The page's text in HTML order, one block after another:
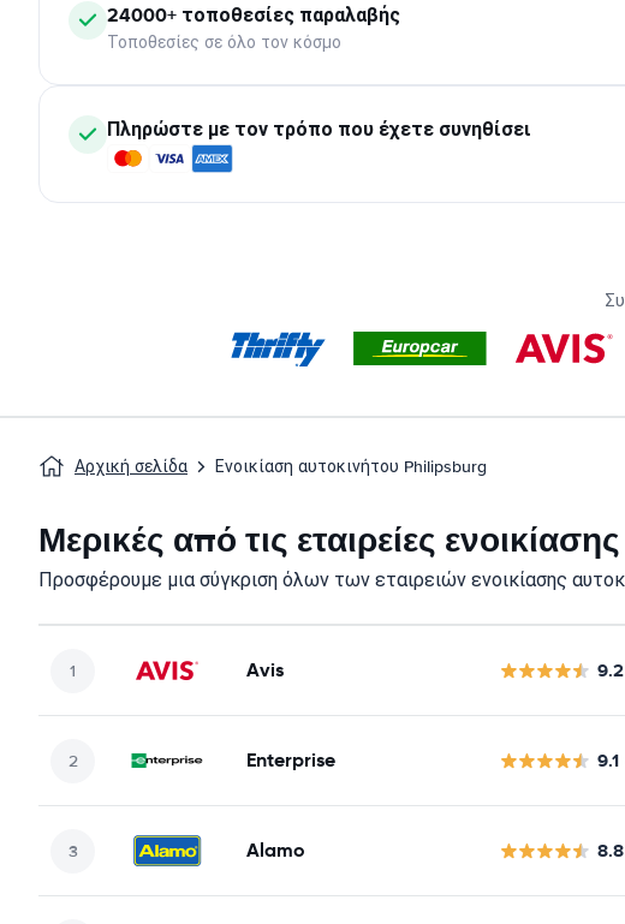
24000+ τοποθεσίες παραλαβής
Τοποθεσίες σε όλο τον κόσμο
Πληρώστε με τον τρόπο που έχετε συνηθίσει
Αρχική σελίδα Ενοικίαση αυτοκινήτου Philipsburg
Μερικές από τις εταιρείες
Προσφέρουμε μια σύγκριση όλων των εταιρειών ενοικίασης
Avis 9.2
Enterprise 9.1
Alamo 8.8